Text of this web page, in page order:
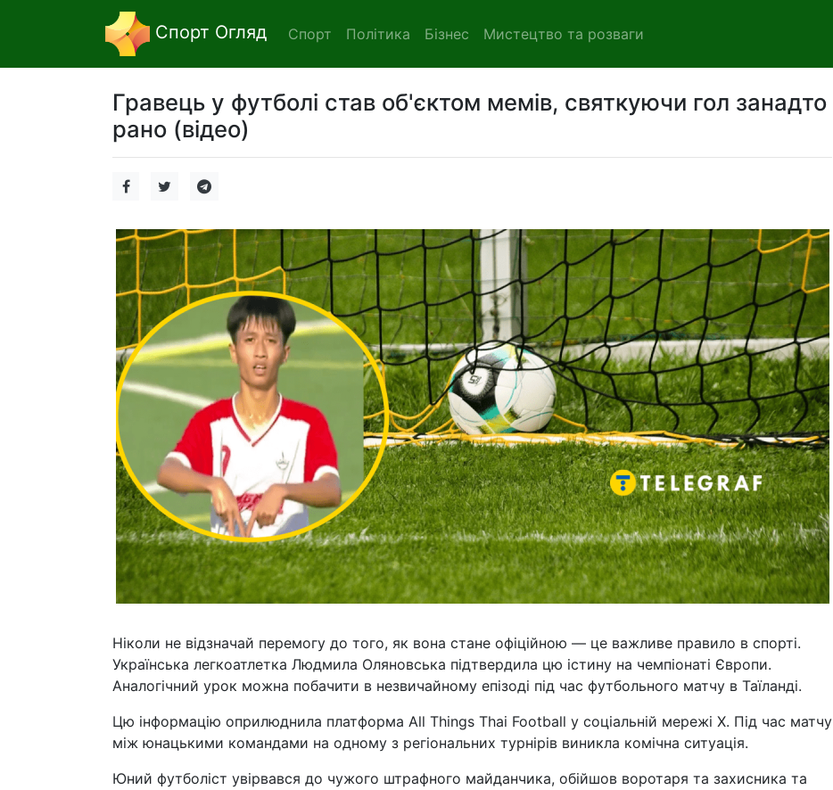
Спорт Огляд Спорт Політика Бізнес Мистецтво та розваги
Гравець у футболі став об'єктом мемів, святкуючи гол занадто
рано (відео)
Ніколи не відзначай перемогу до того, як вона стане офіційною — це важливе правило в спорті.
Українська легкоатлетка Людмила Оляновська підтвердила цю істину на чемпіонаті Європи.
Аналогічний урок можна побачити в незвичайному епізоді під час футбольного матчу в Таїланді.
Цю інформацію оприлюднила платформа All Things Thai Football у соціальній мережі Х. Під час матчу
між юнацькими командами на одному з регіональних турнірів виникла комічна ситуація.
Юний футболіст увірвався до чужого штрафного майданчика, обійшов воротаря та захисника та